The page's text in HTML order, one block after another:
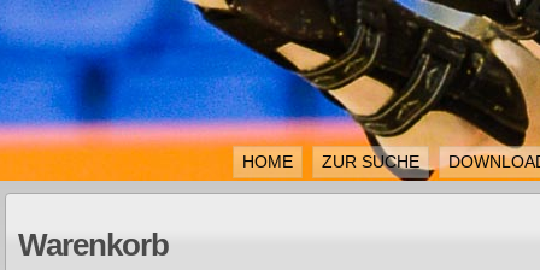
HOME ZUR SUCHE
Warenkorb